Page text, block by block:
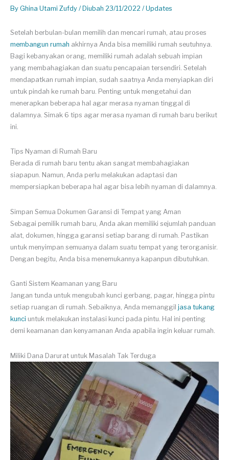
By Ghina Utami Zufdy / Diubah 23/11/2022 / Updates
Setelah berbulan-bulan memilih dan mencari rumah, atau proses
membangun rumah akhirnya Anda bisa memiliki rumah seutuhnya.
Bagi kebanyakan orang, memiliki rumah adalah sebuah impian
yang membahagiakan dan suatu pencapaian tersendiri. Setelah
mendapatkan rumah impian, sudah saatnya Anda menyiapkan diri
untuk pindah ke rumah baru. Penting untuk mengetahui dan
menerapkan beberapa hal agar merasa nyaman tinggal di
dalamnya. Simak 6 tips agar merasa nyaman di rumah baru berikut
ini.
Tips Nyaman di Rumah Baru
Berada di rumah baru tentu akan sangat membahagiakan
siapapun. Namun, Anda perlu melakukan adaptasi dan
mempersiapkan beberapa hal agar bisa lebih nyaman di dalamnya.
Simpan Semua Dokumen Garansi di Tempat yang Aman
Sebagai pemilik rumah baru, Anda akan memiliki sejumlah panduan
alat, dokumen, hingga garansi setiap barang di rumah. Pastikan
untuk menyimpan semuanya dalam suatu tempat yang terorganisir.
Dengan begitu, Anda bisa menemukannya kapanpun dibutuhkan.
Ganti Sistem Keamanan yang Baru
Jangan tunda untuk mengubah kunci gerbang, pagar, hingga pintu
setiap ruangan di rumah. Sebaiknya, Anda memanggil jasa tukang
kunci untuk melakukan instalasi kunci pada pintu. Hal ini penting
demi keamanan dan kenyamanan Anda apabila ingin keluar rumah.
Miliki Dana Darurat untuk Masalah Tak Terduga